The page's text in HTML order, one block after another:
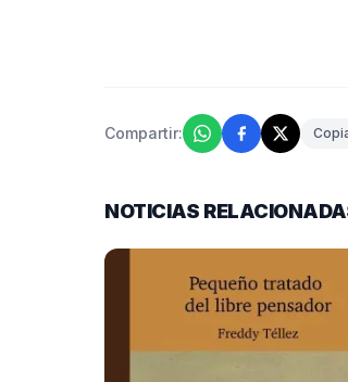
Compartir:
NOTICIAS